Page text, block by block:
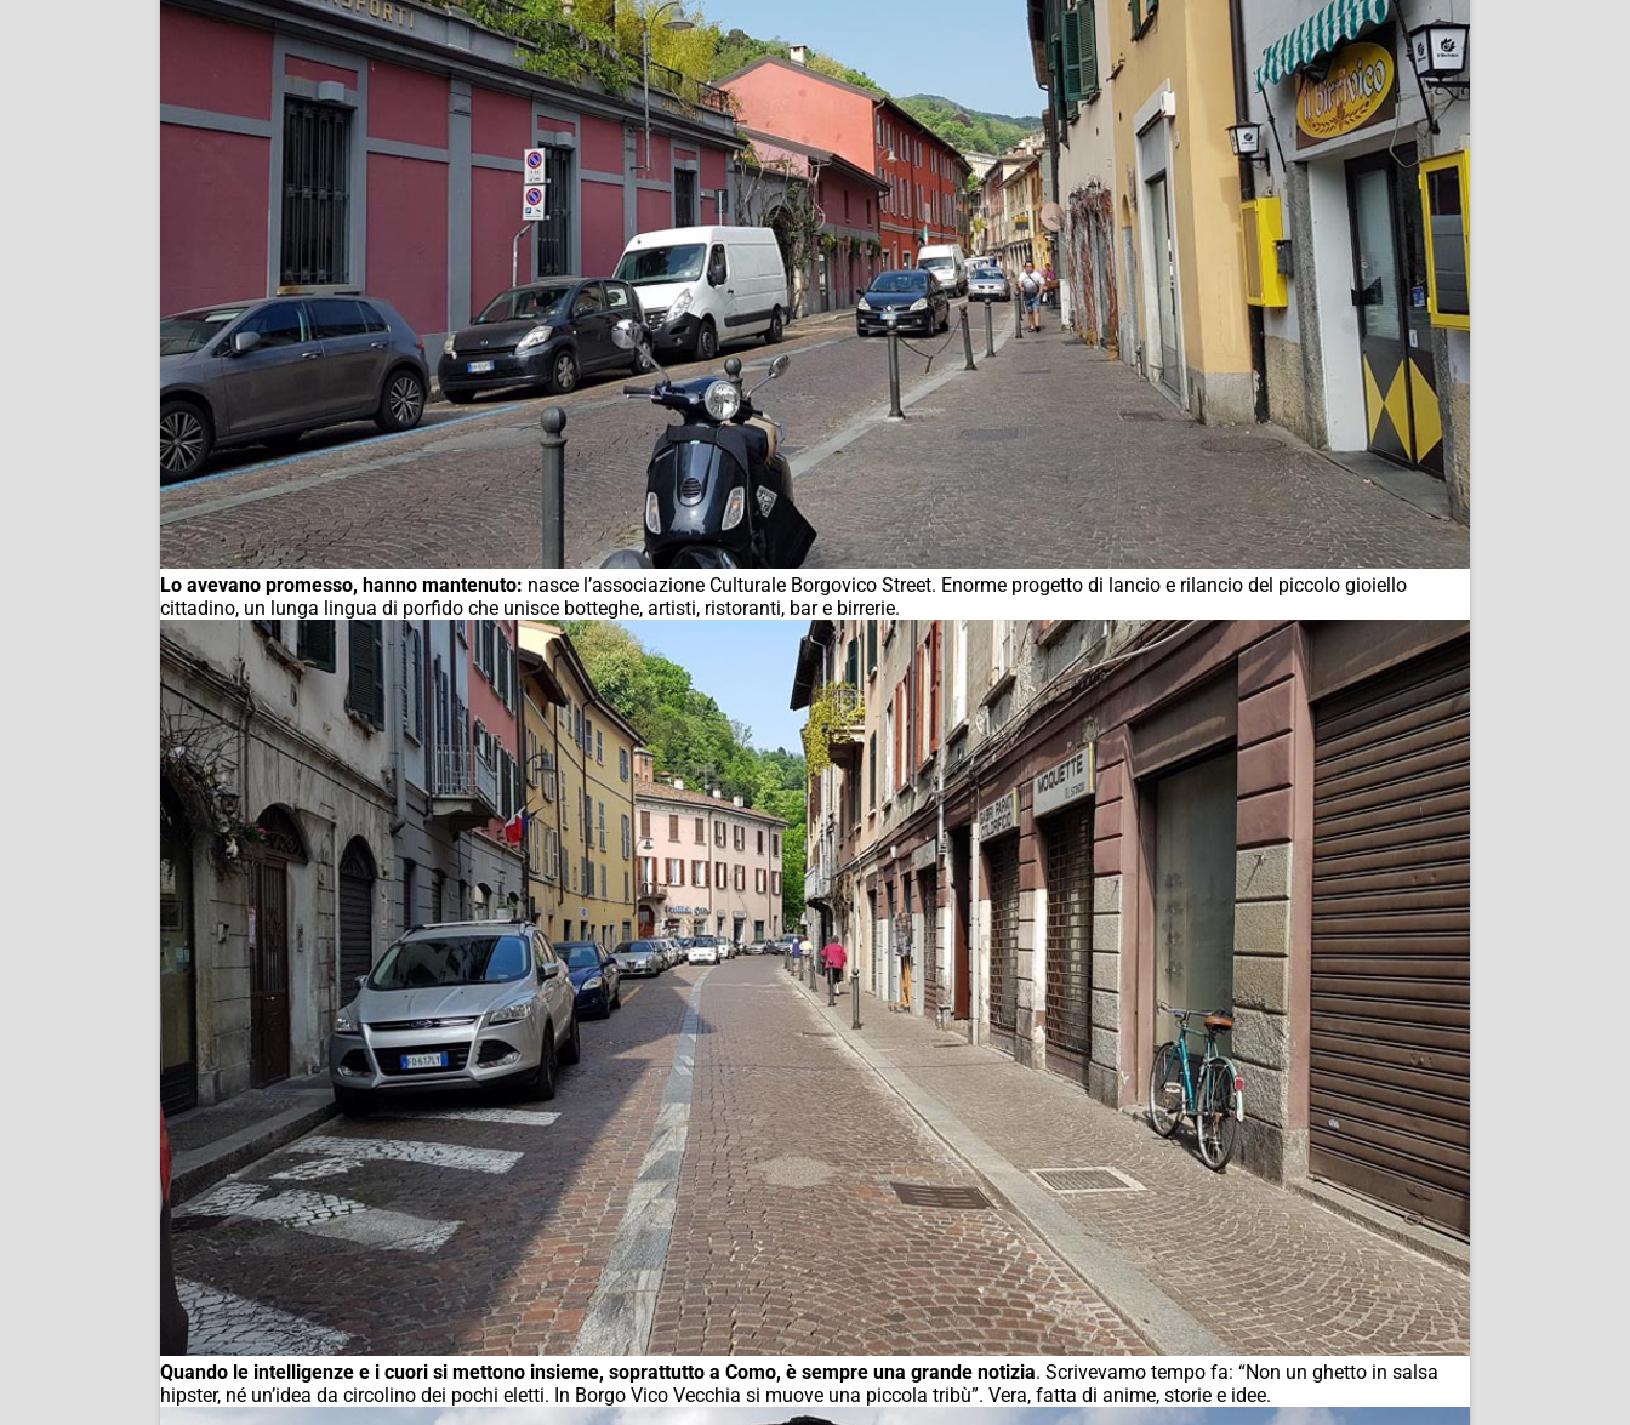
Lo avevano promesso, hanno mantenuto: nasce l’associazione Culturale Borgovico Street. Enorme progetto di lancio e rilancio del piccolo gioiello
cittadino, un lunga lingua di porfido che unisce botteghe, artisti, ristoranti, bar e birrerie.
Quando le intelligenze e i cuori si mettono insieme, soprattutto a Como, è sempre una grande notizia. Scrivevamo tempo fa: “Non un ghetto in salsa
hipster, né un’idea da circolino dei pochi eletti. In Borgo Vico Vecchia si muove una piccola tribù”. Vera, fatta di anime, storie e idee.